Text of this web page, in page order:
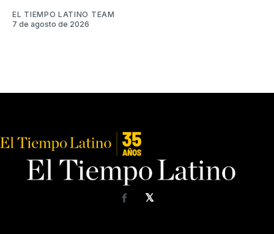
EL TIEMPO LATINO TEAM
7 de agosto de 2026
𝕏
Facebook